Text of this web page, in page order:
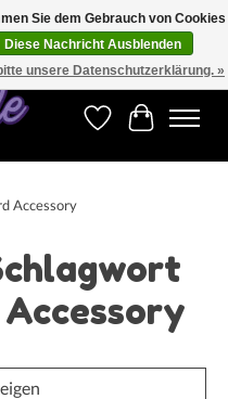
Schweiz und ab EUR 250.00 in den
Wunschzettel
Ihr
Accessory
Sie dem Gebrauch von Cookies
Diese Nachricht Ausblenden
unsere Datenschutzerklärung. »